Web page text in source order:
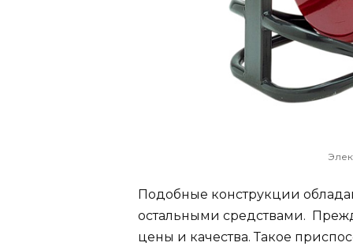
Подобные конструкции
остальными средствами.
цены и качества. Такое